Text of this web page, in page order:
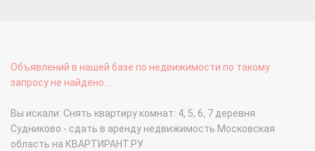
Объявлений в нашей базе по недвижимости по такому
запросу не найдено...
Вы искали: Снять квартиру комнат: 4, 5, 6, 7 деревня
Судниково - сдать в аренду недвижимость Московская
область на КВАРТИРАНТ.РУ